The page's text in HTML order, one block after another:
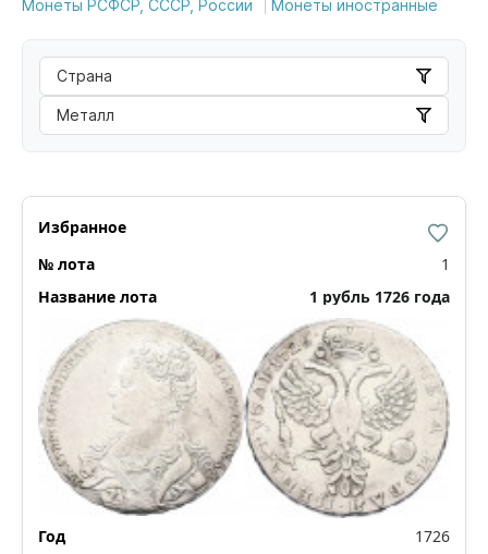
Монеты РСФСР, СССР, России
Монеты иностранные
Страна
Металл
1
1 рубль 1726 года
1726